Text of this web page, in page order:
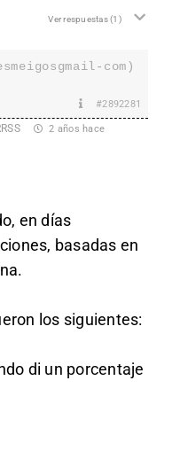
Ver respuestas(1)
com)
#2892281
2 años hace
en días
basadas en
los siguientes:
di un porcentaje